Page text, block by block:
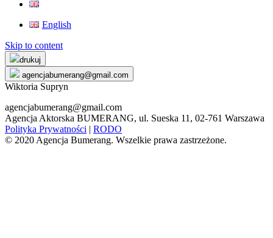
English
Skip to content
drukuj
agencjabumerang@gmail.com
Wiktoria Supryn
agencjabumerang@gmail.com
Agencja Aktorska BUMERANG, ul. Sueska 11, 02-761 Warszawa
Polityka Prywatności | RODO
© 2020 Agencja Bumerang. Wszelkie prawa zastrzeżone.